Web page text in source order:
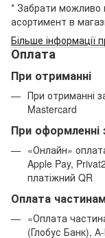
* Забрати можливо
асортимент в
Більше інформації
Оплата
При отриманні
При отриманні
Mastercard
При оформленні
«Онлайн»
Apple Pay,
платіжний QR
Оплата
«Оплата
(Глобус Банк),